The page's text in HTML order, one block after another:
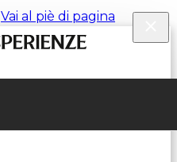
Vai al piè di pagina